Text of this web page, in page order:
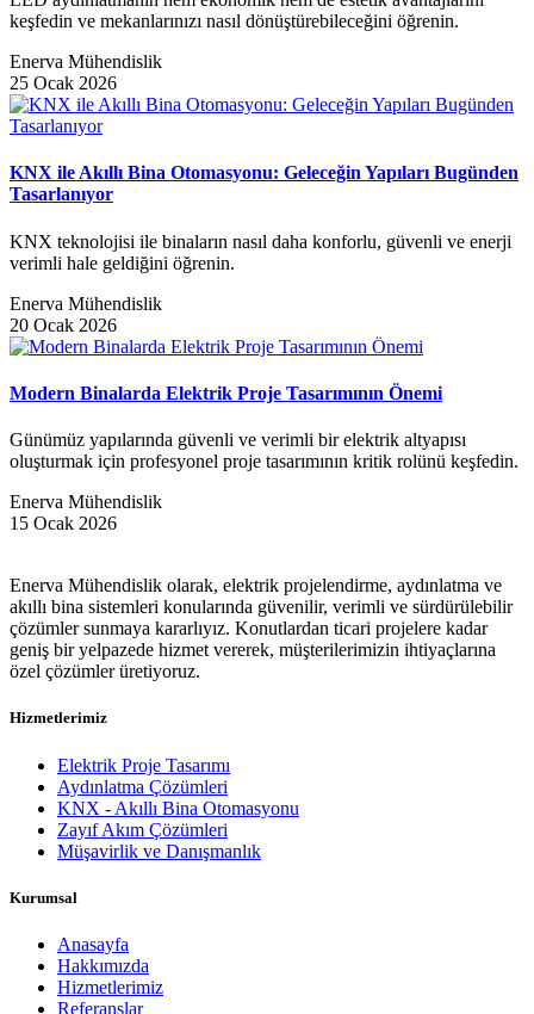
keşfedin ve mekanlarınızı nasıl dönüştürebileceğini öğrenin.
Enerva Mühendislik
25 Ocak 2026
KNX ile Akıllı Bina Otomasyonu: Geleceğin Yapıları Bugünden
Tasarlanıyor
KNX teknolojisi ile binaların nasıl daha konforlu, güvenli ve enerji
verimli hale geldiğini öğrenin.
Enerva Mühendislik
20 Ocak 2026
Modern Binalarda Elektrik Proje Tasarımının Önemi
Günümüz yapılarında güvenli ve verimli bir elektrik altyapısı
oluşturmak için profesyonel proje tasarımının kritik rolünü keşfedin.
Enerva Mühendislik
15 Ocak 2026
Enerva Mühendislik olarak, elektrik projelendirme, aydınlatma ve
akıllı bina sistemleri konularında güvenilir, verimli ve sürdürülebilir
çözümler sunmaya kararlıyız. Konutlardan ticari projelere kadar
geniş bir yelpazede hizmet vererek, müşterilerimizin ihtiyaçlarına
özel çözümler üretiyoruz.
Hizmetlerimiz
Elektrik Proje Tasarımı
Aydınlatma Çözümleri
KNX - Akıllı Bina Otomasyonu
Zayıf Akım Çözümleri
Müşavirlik ve Danışmanlık
Kurumsal
Anasayfa
Hakkımızda
Hizmetlerimiz
Referanslar